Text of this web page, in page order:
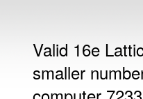
Valid 16e
smaller